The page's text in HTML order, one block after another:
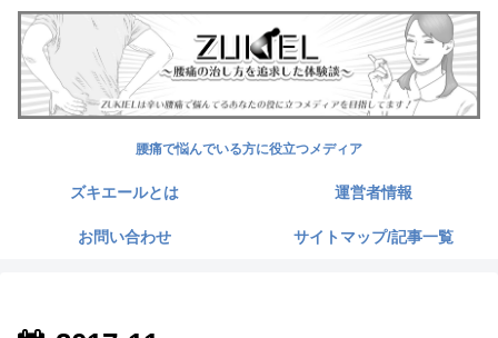
腰痛で悩んでいる方に役立つメディア
ズキエールとは 運営者情報
お問い合わせ サイトマップ/記事一覧